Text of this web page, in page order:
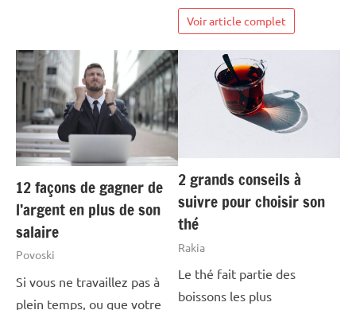
Voir article complet
12 façons de gagner de
l’argent en plus de son
salaire
Povoski
Si vous ne travaillez pas à
plein temps, ou que votre
2 grands conseils à
suivre pour choisir son
thé
Rakia
Le thé fait partie des
boissons les plus